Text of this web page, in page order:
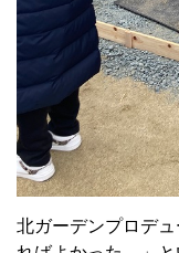
北ガーデンプロデ